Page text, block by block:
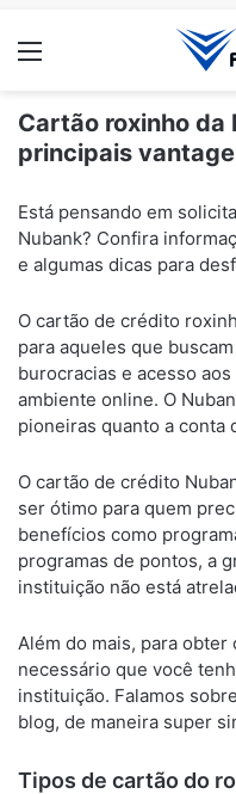
Menu
Cartão roxinho da
principais
Está pensando em
Nubank? Confira
e algumas dicas para
O cartão de crédito
para aqueles que
burocracias e acesso
ambiente online. O
pioneiras quanto a conta
O cartão de crédito
ser ótimo para quem
benefícios como
programas de pontos, a
instituição não está
Além do mais, para
necessário que você
instituição. Falamos
blog, de maneira super
Tipos de cartão do